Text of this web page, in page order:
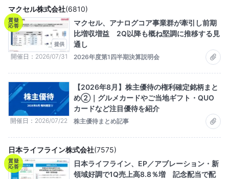
質疑
応答
提供
開催日 2026/07/31
マクセル株式会社(6810)
マクセル、アナログコア事業群が牽引し前期
比増収増益 2Q以降も概ね堅調に推移する見
通し
2026年度第1四半期決算説明会
開催日 2026/07/22
【2026年8月】株主優待の権利確定銘柄まと
め②｜グルメカードやご当地ギフト・QUO
カードなど注目優待を紹介
株主優待まとめ記事
質疑
応答
日本ライフライン株式会社(7575)
日本ライフライン、EP／アブレーション・新
領域好調で1Q売上高8.8％増 記念配当で配